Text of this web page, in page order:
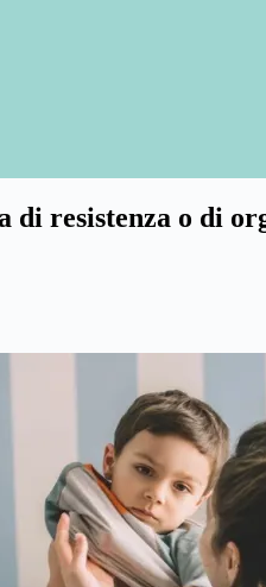
resistenza o di